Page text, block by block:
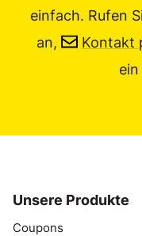
einfach. Rufen
an,
Kontakt
ein
Unsere Produkte
Coupons